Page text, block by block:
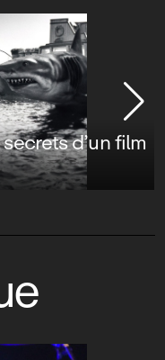
d’un film